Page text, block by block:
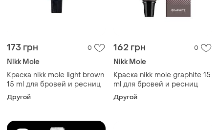
173 грн 0
Nikk Mole
Краска nikk mole light brown
15 ml для бровей и ресниц
Другой
162 грн 0
Nikk Mole
Краска nikk mole graphite 15
ml для бровей и ресниц
Другой